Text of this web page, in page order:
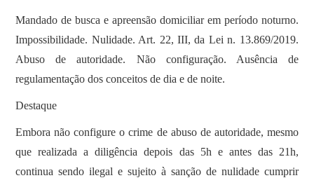
Mandado de busca e apreensão domiciliar em período noturno.
Impossibilidade. Nulidade. Art. 22, III, da Lei n. 13.869/2019.
Abuso de autoridade. Não configuração. Ausência de
regulamentação dos conceitos de dia e de noite.
Destaque
Embora não configure o crime de abuso de autoridade, mesmo
que realizada a diligência depois das 5h e antes das 21h,
continua sendo ilegal e sujeito à sanção de nulidade cumprir